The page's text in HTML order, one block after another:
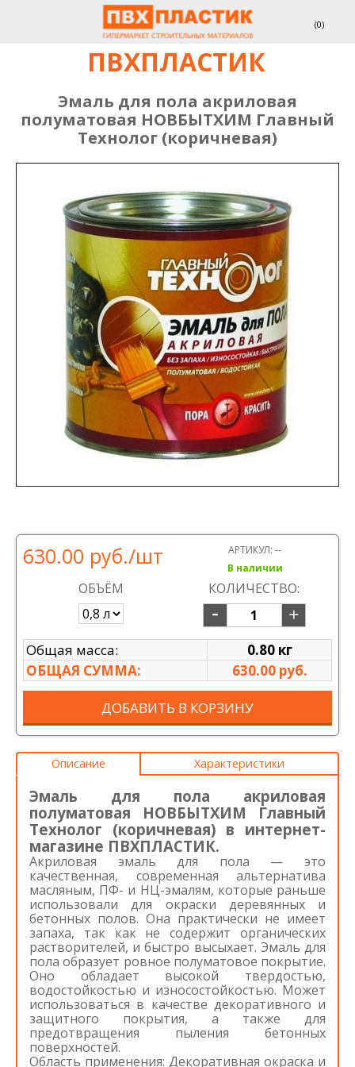
(0)
ПВХПЛАСТИК
Эмаль для пола акриловая
полуматовая НОВБЫТХИМ Главный
Технолог (коричневая)
630.00 руб./шт АРТИКУЛ: --
В наличии
ОБЪЁМ КОЛИЧЕСТВО:
Общая масса:
0.80 кг
ОБЩАЯ СУММА:
630.00 руб.
ДОБАВИТЬ В КОРЗИНУ
Описание Характеристики
Эмаль для пола акриловая
полуматовая НОВБЫТХИМ Главный
Технолог (коричневая) в интернет-
магазине ПВХПЛАСТИК.
Акриловая эмаль для пола — это
качественная, современная альтернатива
масляным, ПФ- и НЦ-эмалям, которые раньше
использовали для окраски деревянных и
бетонных полов. Она практически не имеет
запаха, так как не содержит органических
растворителей, и быстро высыхает. Эмаль для
пола образует ровное полуматовое покрытие.
Оно обладает высокой твердостью,
водостойкостью и износостойкостью. Может
использоваться в качестве декоративного и
защитного покрытия, а также для
предотвращения пыления бетонных
поверхностей.
Область применения: Декоративная окраска и